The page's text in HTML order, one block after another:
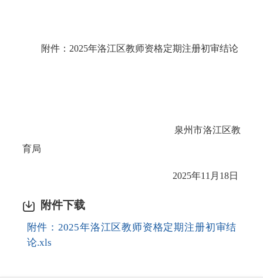
附件：2025年洛江区教师资格定期注册初审结论
泉州市洛江区教
育局
2025年11月18日
附件下载
附件：2025年洛江区教师资格定期注册初审结
论.xls